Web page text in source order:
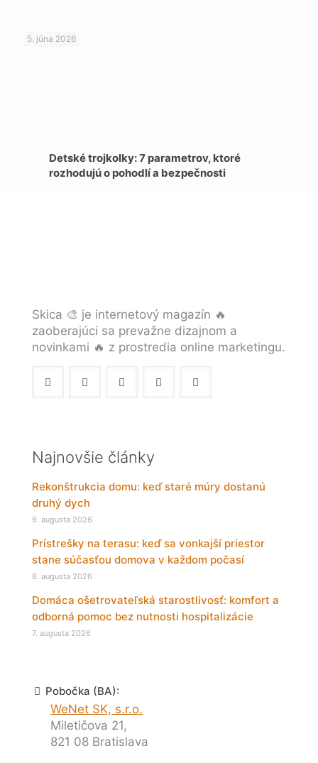
5. júna 2026
Detské trojkolky: 7 parametrov, ktoré
rozhodujú o pohodlí a bezpečnosti
Skica 🎨 je internetový magazín 🔥
zaoberajúci sa prevažne dizajnom a
novinkami 🔥 z prostredia online marketingu.
Najnovšie články
Rekonštrukcia domu: keď staré múry dostanú
druhý dych
9. augusta 2026
Prístrešky na terasu: keď sa vonkajší priestor
stane súčasťou domova v každom počasí
8. augusta 2026
Domáca ošetrovateľská starostlivosť: komfort a
odborná pomoc bez nutnosti hospitalizácie
7. augusta 2026
Pobočka (BA):
WeNet SK, s.r.o.
Miletičova 21,
821 08 Bratislava